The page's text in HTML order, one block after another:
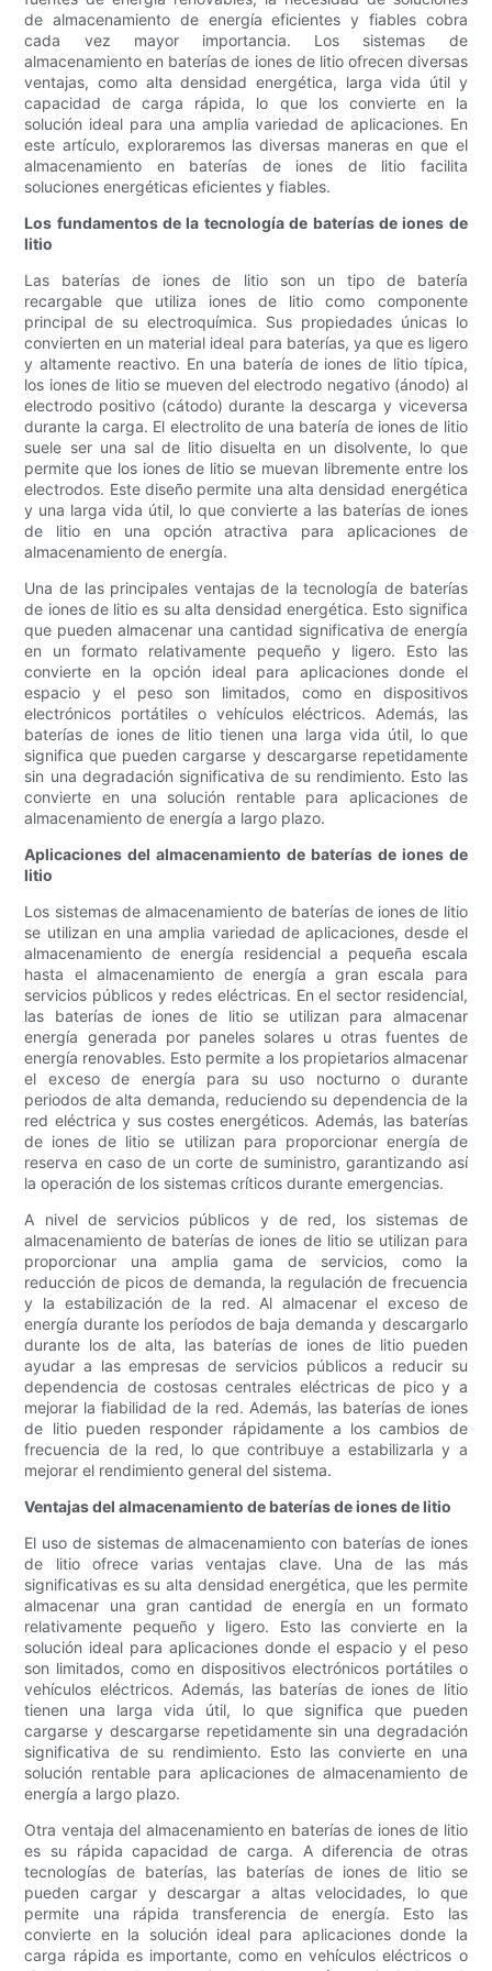
de almacenamiento de energía eficientes y fiables cobra
cada vez mayor importancia. Los sistemas de
almacenamiento en baterías de iones de litio ofrecen diversas
ventajas, como alta densidad energética, larga vida útil y
capacidad de carga rápida, lo que los convierte en la
solución ideal para una amplia variedad de aplicaciones. En
este artículo, exploraremos las diversas maneras en que el
almacenamiento en baterías de iones de litio facilita
soluciones energéticas eficientes y fiables.
Los fundamentos de la tecnología de baterías de iones de
litio
Las baterías de iones de litio son un tipo de batería
recargable que utiliza iones de litio como componente
principal de su electroquímica. Sus propiedades únicas lo
convierten en un material ideal para baterías, ya que es ligero
y altamente reactivo. En una batería de iones de litio típica,
los iones de litio se mueven del electrodo negativo (ánodo) al
electrodo positivo (cátodo) durante la descarga y viceversa
durante la carga. El electrolito de una batería de iones de litio
suele ser una sal de litio disuelta en un disolvente, lo que
permite que los iones de litio se muevan libremente entre los
electrodos. Este diseño permite una alta densidad energética
y una larga vida útil, lo que convierte a las baterías de iones
de litio en una opción atractiva para aplicaciones de
almacenamiento de energía.
Una de las principales ventajas de la tecnología de baterías
de iones de litio es su alta densidad energética. Esto significa
que pueden almacenar una cantidad significativa de energía
en un formato relativamente pequeño y ligero. Esto las
convierte en la opción ideal para aplicaciones donde el
espacio y el peso son limitados, como en dispositivos
electrónicos portátiles o vehículos eléctricos. Además, las
baterías de iones de litio tienen una larga vida útil, lo que
significa que pueden cargarse y descargarse repetidamente
sin una degradación significativa de su rendimiento. Esto las
convierte en una solución rentable para aplicaciones de
almacenamiento de energía a largo plazo.
Aplicaciones del almacenamiento de baterías de iones de
litio
Los sistemas de almacenamiento de baterías de iones de litio
se utilizan en una amplia variedad de aplicaciones, desde el
almacenamiento de energía residencial a pequeña escala
hasta el almacenamiento de energía a gran escala para
servicios públicos y redes eléctricas. En el sector residencial,
las baterías de iones de litio se utilizan para almacenar
energía generada por paneles solares u otras fuentes de
energía renovables. Esto permite a los propietarios almacenar
el exceso de energía para su uso nocturno o durante
periodos de alta demanda, reduciendo su dependencia de la
red eléctrica y sus costes energéticos. Además, las baterías
de iones de litio se utilizan para proporcionar energía de
reserva en caso de un corte de suministro, garantizando así
la operación de los sistemas críticos durante emergencias.
A nivel de servicios públicos y de red, los sistemas de
almacenamiento de baterías de iones de litio se utilizan para
proporcionar una amplia gama de servicios, como la
reducción de picos de demanda, la regulación de frecuencia
y la estabilización de la red. Al almacenar el exceso de
energía durante los períodos de baja demanda y descargarlo
durante los de alta, las baterías de iones de litio pueden
ayudar a las empresas de servicios públicos a reducir su
dependencia de costosas centrales eléctricas de pico y a
mejorar la fiabilidad de la red. Además, las baterías de iones
de litio pueden responder rápidamente a los cambios de
frecuencia de la red, lo que contribuye a estabilizarla y a
mejorar el rendimiento general del sistema.
Ventajas del almacenamiento de baterías de iones de litio
El uso de sistemas de almacenamiento con baterías de iones
de litio ofrece varias ventajas clave. Una de las más
significativas es su alta densidad energética, que les permite
almacenar una gran cantidad de energía en un formato
relativamente pequeño y ligero. Esto las convierte en la
solución ideal para aplicaciones donde el espacio y el peso
son limitados, como en dispositivos electrónicos portátiles o
vehículos eléctricos. Además, las baterías de iones de litio
tienen una larga vida útil, lo que significa que pueden
cargarse y descargarse repetidamente sin una degradación
significativa de su rendimiento. Esto las convierte en una
solución rentable para aplicaciones de almacenamiento de
energía a largo plazo.
Otra ventaja del almacenamiento en baterías de iones de litio
es su rápida capacidad de carga. A diferencia de otras
tecnologías de baterías, las baterías de iones de litio se
pueden cargar y descargar a altas velocidades, lo que
permite una rápida transferencia de energía. Esto las
convierte en la solución ideal para aplicaciones donde la
carga rápida es importante, como en vehículos eléctricos o